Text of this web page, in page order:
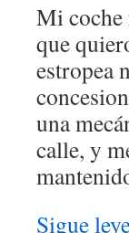
Mi coche
que
estropea
una
calle, y
Sigue